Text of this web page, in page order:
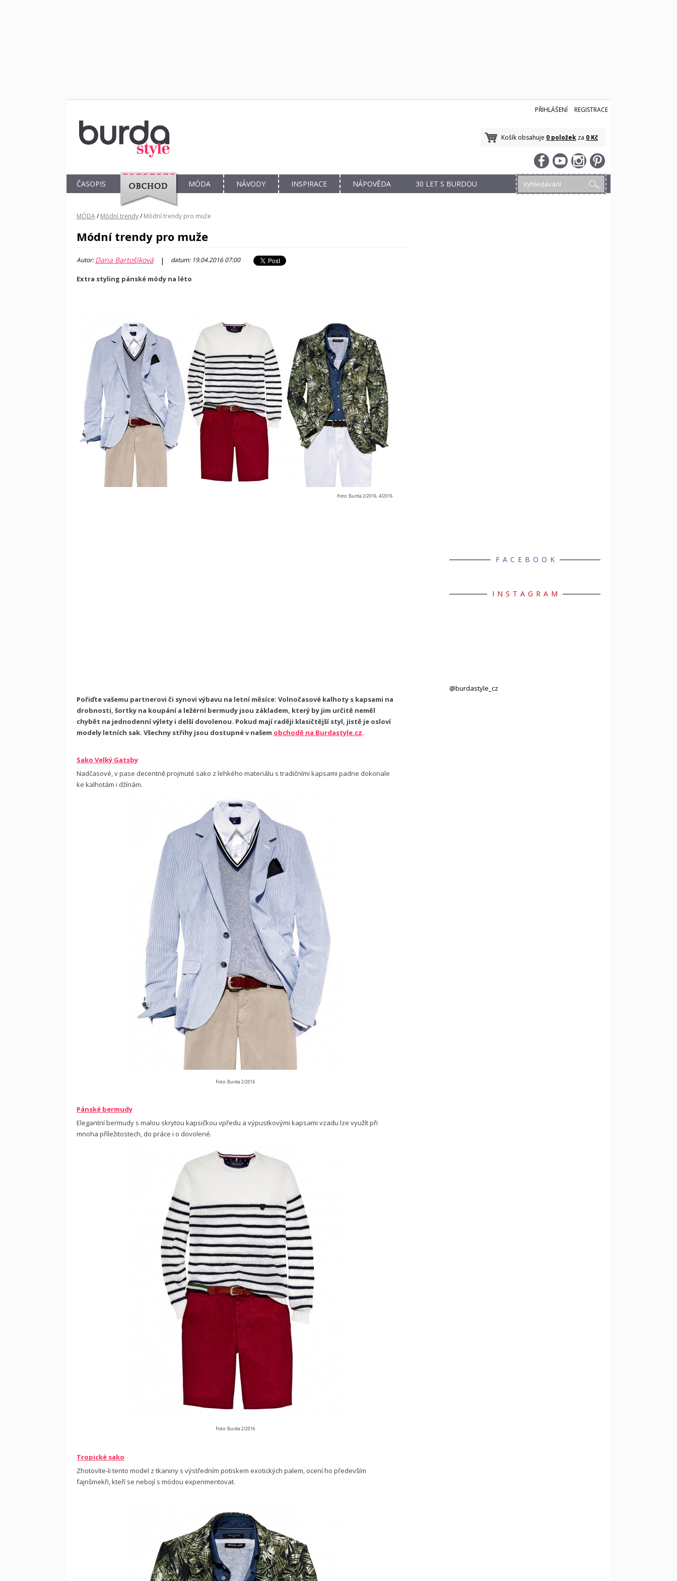
PŘIHLÁŠENÍ REGISTRACE
Košík obsahuje 0 položek za 0 Kč
ČASOPIS
OBCHOD
MÓDA NÁVODY INSPIRACE NÁPOVĚDA 30 LET S BURDOU
MÓDA/ Módní trendy/ Módní trendy pro muže
Módní trendy pro muže
Autor:Dana Bartošíková | datum: 19.04.2016 07:00
Extra styling pánské módy na léto
Foto: Burda 2/2016, 4/2016
Pořiďte vašemu partnerovi či synovi výbavu na letní měsíce: Volnočasové kalhoty s kapsami na
drobnosti, šortky na koupání a ležérní bermudy jsou základem, který by jim určitě neměl
chybět na jednodenní výlety i delší dovolenou. Pokud mají raději klasičtější styl, jistě je osloví
modely letních sak. Všechny střihy jsou dostupné v našem obchodě na Burdastyle.cz.
Sako Velký Gatsby
Nadčasové, v pase decentně projmuté sako z lehkého materiálu s tradičními kapsami padne dokonale
ke kalhotám i džínám.
Foto: Burda 2/2016
Pánské bermudy
Elegantní bermudy s malou skrytou kapsičkou vpředu a výpustkovými kapsami vzadu lze využít při
mnoha příležitostech, do práce i o dovolené.
Foto: Burda 2/2016
Tropické sako
Zhotovíte-li tento model z tkaniny s výstředním potiskem exotických palem, ocení ho především
fajnšmekři, kteří se nebojí s módou experimentovat.
FACEBOOK
INSTAGRAM
@burdastyle_cz